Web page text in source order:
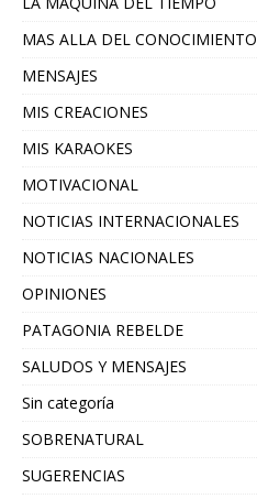
MAS ALLA DEL CONOCIMIENTO
MENSAJES
MIS CREACIONES
MIS KARAOKES
MOTIVACIONAL
NOTICIAS INTERNACIONALES
NOTICIAS NACIONALES
OPINIONES
PATAGONIA REBELDE
SALUDOS Y MENSAJES
Sin categoría
SOBRENATURAL
SUGERENCIAS